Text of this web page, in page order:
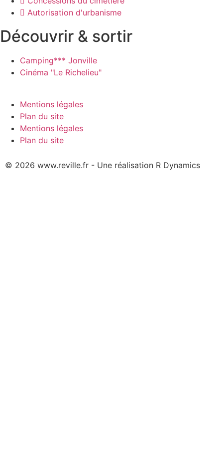
Autorisation d'urbanisme
Découvrir & sortir
Camping*** Jonville
Cinéma "Le Richelieu"
Mentions légales
Plan du site
Mentions légales
Plan du site
© 2026 www.reville.fr - Une réalisation R Dynamics